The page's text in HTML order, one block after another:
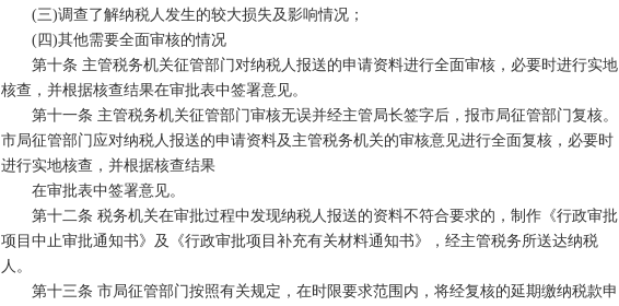
(三)调查了解纳税人发生的较大损失及影响情况；
(四)其他需要全面审核的情况
第十条 主管税务机关征管部门对纳税人报送的申请资料进行全面审核，必要时进行实地
核查，并根据核查结果在审批表中签署意见。
第十一条 主管税务机关征管部门审核无误并经主管局长签字后，报市局征管部门复核。
市局征管部门应对纳税人报送的申请资料及主管税务机关的审核意见进行全面复核，必要时
进行实地核查，并根据核查结果
在审批表中签署意见。
第十二条 税务机关在审批过程中发现纳税人报送的资料不符合要求的，制作《行政审批
项目中止审批通知书》及《行政审批项目补充有关材料通知书》，经主管税务所送达纳税
人。
第十三条 市局征管部门按照有关规定，在时限要求范围内，将经复核的延期缴纳税款申